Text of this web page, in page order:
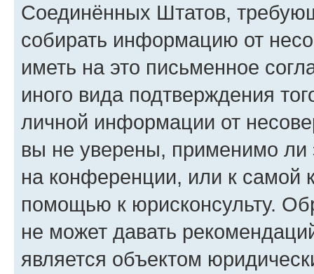
Соединённых Штатов,
собирать информацию от
иметь на это письменное
иного вида подтверждения
личной информации от
вы не уверены, применимо ли
на конференции, или к самой
помощью к юрисконсульту.
не может давать
является объектом